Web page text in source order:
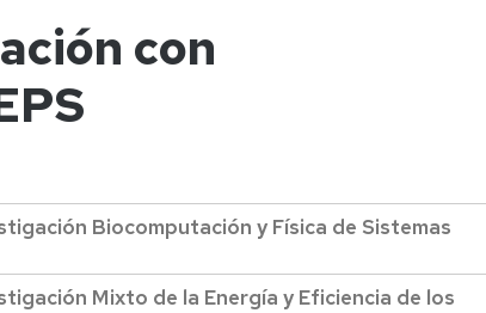
Más
información
con
Biocomputación y Física de Sistemas
Mixto de la Energía y Eficiencia de los